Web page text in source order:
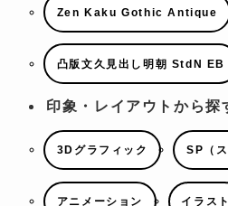
Zen Kaku Gothic Antique
凸版文久見出し明朝 StdN EB
印象・レイアウトから探
3Dグラフィック SP（
アニメーション イラスト